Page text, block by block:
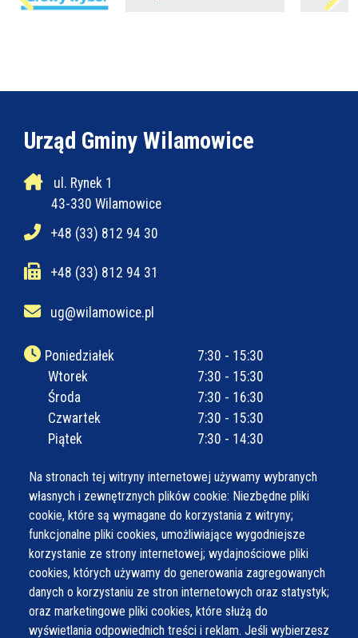
Na stronach tej witryny internetowej używamy wybranych
własnych i zewnętrznych plików cookie: Niezbędne pliki
cookie, które są wymagane do korzystania z witryny;
funkcjonalne pliki cookies, umożliwiające wygodniejsze
korzystanie ze strony internetowej; wydajnościowe pliki
cookies, których używamy do generowania zagregowanych
danych o korzystaniu ze stron internetowych oraz statystyk;
oraz marketingowe pliki cookies, które służą do
wyświetlania odpowiednich treści i reklam. Jeśli wybierzesz
Urząd Gminy Wilamowice
ul. Rynek 1
43-330 Wilamowice
+48 (33) 812 94 30
+48 (33) 812 94 31
ug@wilamowice.pl
Poniedziałek
7:30 - 15:30
Wtorek
7:30 - 15:30
Środa
7:30 - 16:30
Czwartek
7:30 - 15:30
Piątek
7:30 - 14:30